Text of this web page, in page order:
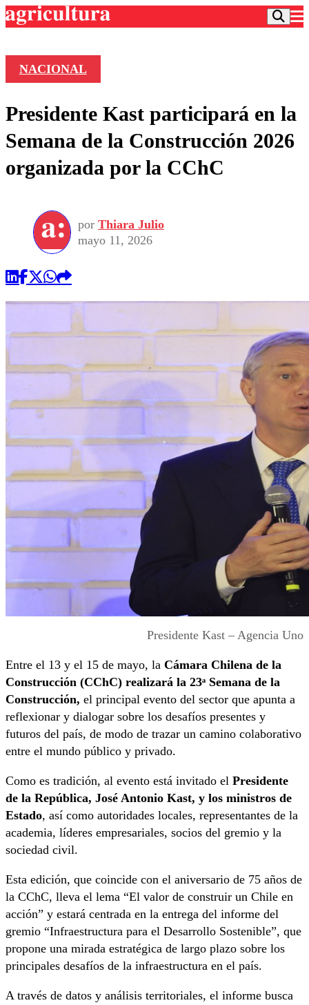
Frecuencias
Agricultura TV
Deportes
Colo Colo
Seleccion Chilena
Torneo Internacional
Universidad de Chile
Entretención
Economía
Internacional
Sustentabilidad
Publicaciones en medios
Opinión
NACIONAL
Presidente Kast participará en la
Semana de la Construcción 2026
organizada por la CChC
por Thiara Julio
mayo 11, 2026
Presidente Kast – Agencia Uno
Entre el 13 y el 15 de mayo, la Cámara Chilena de la
Construcción (CChC) realizará la 23ᵃ Semana de la
Construcción, el principal evento del sector que apunta a
reflexionar y dialogar sobre los desafíos presentes y
futuros del país, de modo de trazar un camino colaborativo
entre el mundo público y privado.
Como es tradición, al evento está invitado el Presidente
de la República, José Antonio Kast, y los ministros de
Estado, así como autoridades locales, representantes de la
academia, líderes empresariales, socios del gremio y la
sociedad civil.
Esta edición, que coincide con el aniversario de 75 años de
la CChC, lleva el lema “El valor de construir un Chile en
acción” y estará centrada en la entrega del informe del
gremio “Infraestructura para el Desarrollo Sostenible”, que
propone una mirada estratégica de largo plazo sobre los
principales desafíos de la infraestructura en el país.
A través de datos y análisis territoriales, el informe busca